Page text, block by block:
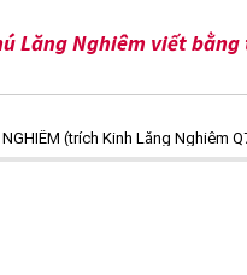
Lăng Nghiêm viết
(trích Kinh Lăng Nghiêm